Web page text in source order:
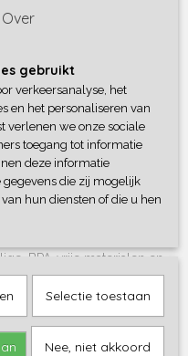
de bedrukking
kunt samenstellen. Of
verschillende kleuren
babyuitzet. De kleuren zijn
geschikt zijn voor jongens
één. Het speenkoord
BPA-vrije materialen en
De clip is stevig, maar
achter.
stone green zonder
Over
gebruikt
verkeersanalyse, het
en het personaliseren van
verlenen we onze sociale
toegang tot informatie
deze informatie
die zij mogelijk
hun diensten of die u hen
Selectie toestaan
Nee, niet akkoord